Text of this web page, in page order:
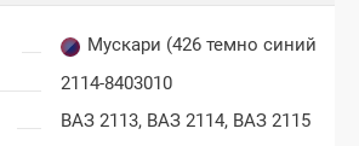
Мускари (426 темно синий)
2114-8403010
ВАЗ 2113, ВАЗ 2114, ВАЗ 2115